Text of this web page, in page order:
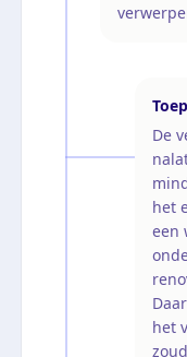
De
het
een
het